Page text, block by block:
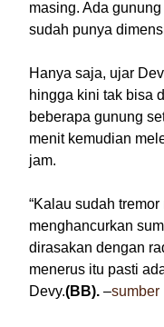
masing. Ada
sudah punya
Hanya saja, ujar
hingga kini tak bisa
beberapa gunung
menit kemudian
jam.
“Kalau sudah
menghancurkan
dirasakan dengan
menerus itu pasti
Devy.‎(BB). –sumber